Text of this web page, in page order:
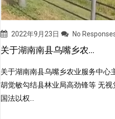
2022年9月23日 No
关于湖南南县乌嘴乡农...
关于湖南南县乌嘴乡农业服务中心
胡觉敏勾结县林业局高劲锋等 无视
国法以权...